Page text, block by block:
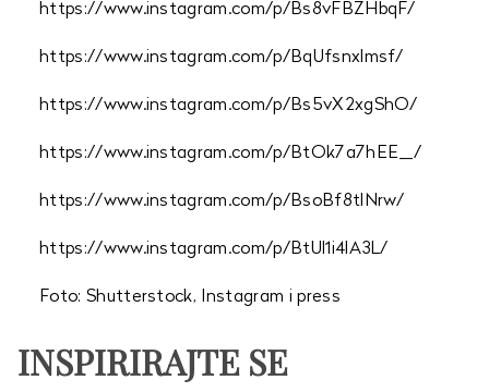
https://www.instagram.com/p/Bs8vFBZHbqF/
https://www.instagram.com/p/BqUfsnxlmsf/
https://www.instagram.com/p/Bs5vX2xgShO/
https://www.instagram.com/p/BtOk7a7hEE_/
https://www.instagram.com/p/BsoBf8tlNrw/
https://www.instagram.com/p/BtUl1i4lA3L/
Foto: Shutterstock, Instagram i press
INSPIRIRAJTE SE